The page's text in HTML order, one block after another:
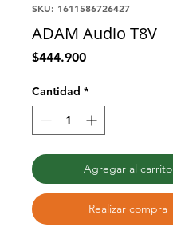
SKU: 1611586726427
ADAM Audio T8V
$444.900Precio
Cantidad *
Agregar al carrito
Realizar compra